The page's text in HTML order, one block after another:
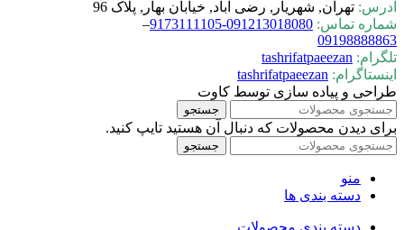
آدرس: تهران, شهریار, رضی آباد, خیابان بهار, پلاک 96
شماره تماس:
091213018080-9173111105
–
09198888863
تلگرام: tashrifatpaeezan
اینستاگرام: tashrifatpaeezan
طراحی و پیاده سازی توسط کاوت
جستجو
برای دیدن محصولات که دنبال آن هستید تایپ کنید.
جستجو
منو
دسته بندی ها
دسته بندی محصولات